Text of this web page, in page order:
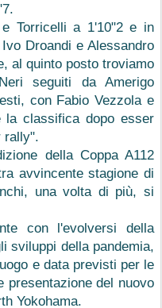
Torricelli a 1'10"2 e in
Droandi e Alessandro
al quinto posto troviamo
seguiti da Amerigo
con Fabio Vezzola e
la classifica dopo esser
rally".
della Coppa A112
avvincente stagione di
una volta di più, si
con l'evolversi della
sviluppi della pandemia,
e data previsti per le
presentazione del nuovo
Yokohama.